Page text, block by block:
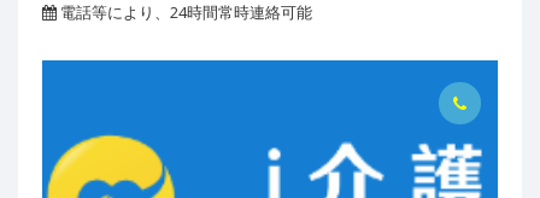
電話等により、24時間常時連絡可能